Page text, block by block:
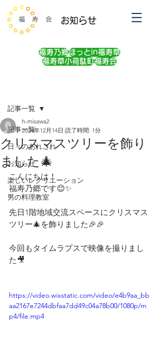
お知らせ
福寿乃郷ほっとin福寿草
福寿草小荷駄町福寿会
記事一覧
日々のあれこれ
お知らせ
楽しいレクリエーション
男の料理教室
記事一覧
クリスマスツリーを飾り
ました🎄
h-misawa2
2024年12月14日 読了時間: 1分
こんにちは！
福寿乃郷です😊✨
先日1階地域交流スペースにクリスマス
ツリー🎄を飾りました🎉🎉
今回もタイムラプスで映像を撮りまし
た🎥
https://video.wixstatic.com/video/e4b9aa_bb
aa2167e7244dbfaa7dd49c04a78b00/1080p/m
p4/file.mp4